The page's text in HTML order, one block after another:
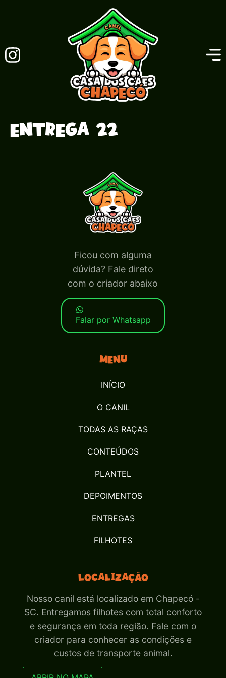
Entrega 22
Ficou com alguma
dúvida? Fale direto
com o criador abaixo
Falar por Whatsapp
Menu
INÍCIO
O CANIL
TODAS AS RAÇAS
CONTEÚDOS
PLANTEL
DEPOIMENTOS
ENTREGAS
FILHOTES
Localização
Nosso canil está localizado em Chapecó -
SC. Entregamos filhotes com total conforto
e segurança em toda região. Fale com o
criador para conhecer as condições e
custos de transporte animal.